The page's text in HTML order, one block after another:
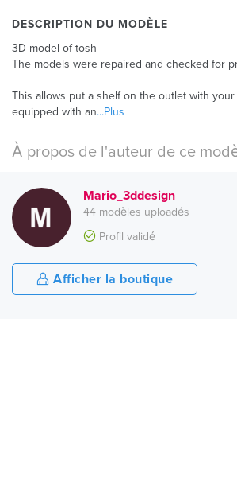
DESCRIPTION DU MODÈLE
3D model of tosh
The models were repaired and checked for
This allows put a shelf on the outlet with your
equipped with an...Plus
À propos de l'auteur de ce
Mario_3ddesign
44 modèles uploadés
Profil validé
Afficher la boutique